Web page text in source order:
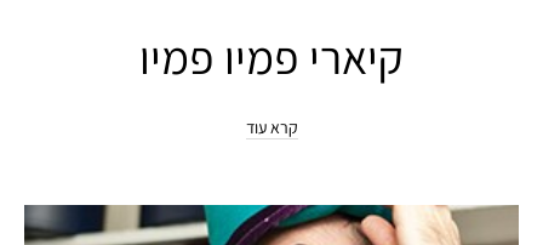
קיארי פמיו פמיו
קרא עוד